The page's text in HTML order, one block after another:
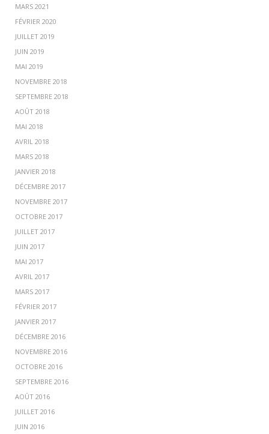
MARS 2021
FÉVRIER 2020
JUILLET 2019
JUIN 2019
MAI 2019
NOVEMBRE 2018
SEPTEMBRE 2018
AOÛT 2018
MAI 2018
AVRIL 2018
MARS 2018
JANVIER 2018
DÉCEMBRE 2017
NOVEMBRE 2017
OCTOBRE 2017
JUILLET 2017
JUIN 2017
MAI 2017
AVRIL 2017
MARS 2017
FÉVRIER 2017
JANVIER 2017
DÉCEMBRE 2016
NOVEMBRE 2016
OCTOBRE 2016
SEPTEMBRE 2016
AOÛT 2016
JUILLET 2016
JUIN 2016